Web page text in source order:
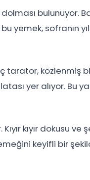
bulunuyor.
yemek, sofranın
tarator, közlenmiş
yer alıyor. Bu
kıyır dokusu ve
keyifli bir